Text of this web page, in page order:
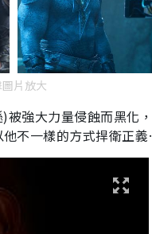
片放大
)被強大力量侵蝕而黑化
不一樣的方式捍衛正義